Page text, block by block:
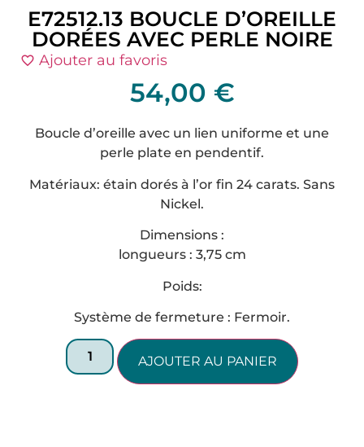
E72512.13 BOUCLE D’OREILLE
DORÉES AVEC PERLE NOIRE
Ajouter au favoris
54,00 €
Boucle d’oreille avec un lien uniforme et une
perle plate en pendentif.
Matériaux: étain dorés à l’or fin 24 carats. Sans
Nickel.
Dimensions :
longueurs : 3,75 cm
Poids:
Système de fermeture : Fermoir.
AJOUTER AU PANIER